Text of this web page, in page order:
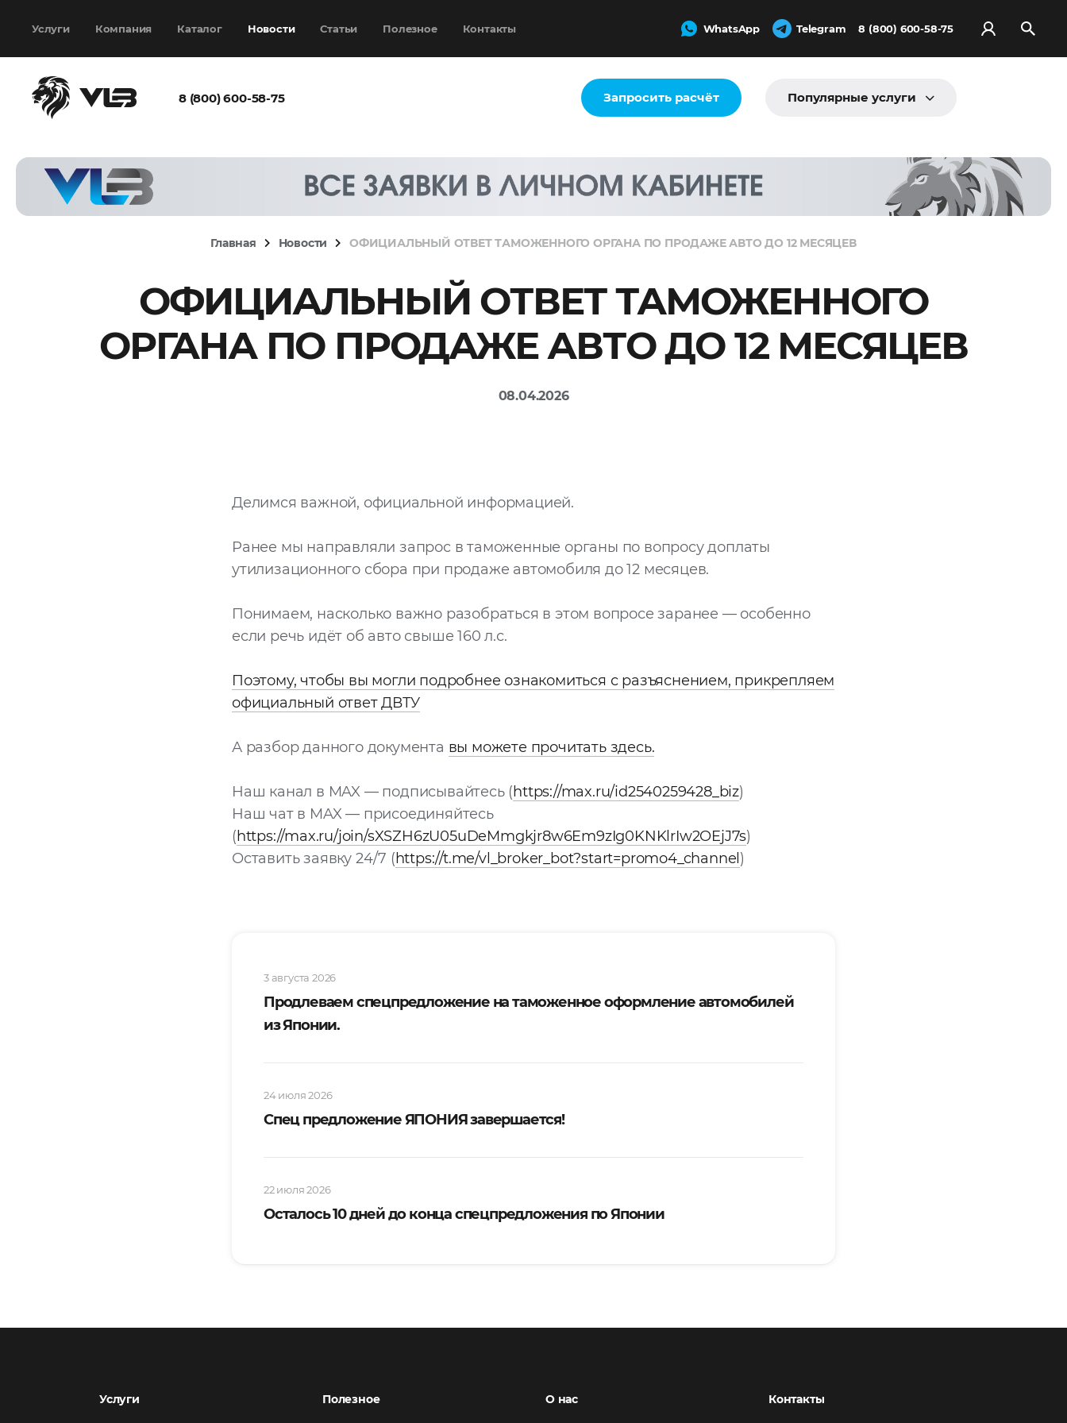
Услуги Компания Каталог Новости Статьи Полезное Контакты WhatsApp Telegram 8 (800) 600-58-75
8 (800) 600-58-75 Запросить расчёт Популярные услуги
Главная Новости ОФИЦИАЛЬНЫЙ ОТВЕТ ТАМОЖЕННОГО ОРГАНА ПО ПРОДАЖЕ АВТО ДО 12 МЕСЯЦЕВ
ОФИЦИАЛЬНЫЙ ОТВЕТ ТАМОЖЕННОГО
ОРГАНА ПО ПРОДАЖЕ АВТО ДО 12 МЕСЯЦЕВ
08.04.2026
Делимся важной, официальной информацией.
Ранее мы направляли запрос в таможенные органы по вопросу доплаты
утилизационного сбора при продаже автомобиля до 12 месяцев.
Понимаем, насколько важно разобраться в этом вопросе заранее — особенно
если речь идёт об авто свыше 160 л.с.
Поэтому, чтобы вы могли подробнее ознакомиться с разъяснением, прикрепляем
официальный ответ ДВТУ
А разбор данного документа вы можете прочитать здесь.
Наш канал в MAX — подписывайтесь (https://max.ru/id2540259428_biz)
Наш чат в MAX — присоединяйтесь
(https://max.ru/join/sXSZH6zU05uDeMmgkjr8w6Em9zIg0KNKlrIw2OEjJ7s)
Оставить заявку 24/7 (https://t.me/vl_broker_bot?start=promo4_channel)
3 августа 2026
Продлеваем спецпредложение на таможенное оформление автомобилей
из Японии.
24 июля 2026
Спец предложение ЯПОНИЯ завершается!
22 июля 2026
Осталось 10 дней до конца спецпредложения по Японии
Услуги Полезное О нас Контакты
выбран
Согласен с
политикой
конфиденциальности
и наобработку моих
Запросить расчёт